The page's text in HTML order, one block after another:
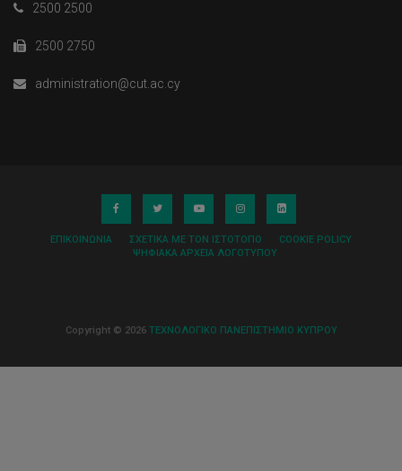
2500 2500
2500 2750
administration@cut.ac.cy
ΕΠΙΚΟΙΝΩΝΊΑ ΣΧΕΤΙΚΆ ΜΕ ΤΟΝ ΙΣΤΌΤΟΠΟ
COOKIE POLICY
ΨΗΦΙΑΚΆ ΑΡΧΕΊΑ ΛΟΓΌΤΥΠΟΥ
Copyright © 2026 ΤΕΧΝΟΛΟΓΙΚΟ ΠΑΝΕΠΙΣΤΗΜΙΟ ΚΥΠΡΟΥ